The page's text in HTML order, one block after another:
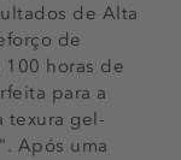
de Alta
de
horas de
para a
texura gel-
Após uma